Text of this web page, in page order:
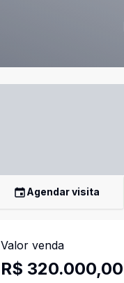
Agendar visita
Valor venda
R$ 320.000,00